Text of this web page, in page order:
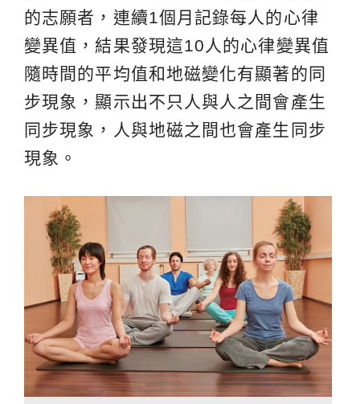
的志願者，連續1個月記錄每人的心律
變異值，結果發現這10人的心律變異值
隨時間的平均值和地磁變化有顯著的同
步現象，顯示出不只人與人之間會產生
同步現象，人與地磁之間也會產生同步
現象。